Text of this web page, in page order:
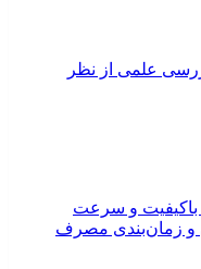
علمی از نظر
باکیفیت و سرعت
و زمان‌بندی مصرف